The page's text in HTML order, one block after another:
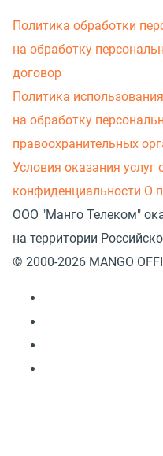
Политика обработки
на обработку
договор
Политика
на обработку
правоохранительных
Условия оказания услуг
конфиденциальности О
ООО "Манго Телеком"
на территории
© 2000-2026 MANGO